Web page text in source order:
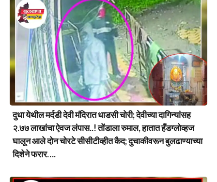
दुधा येथील मर्दडी देवी मंदिरात धाडसी चोरी; देवीच्या दागिन्यांसह
२.७७ लाखांचा ऐवज लंपास..! तोंडाला रुमाल, हातात हँडग्लोव्हज
घालून आले दोन चोरटे सीसीटीव्हीत कैद; दुचाकीवरून बुलढाण्याच्या
दिशेने फरार….